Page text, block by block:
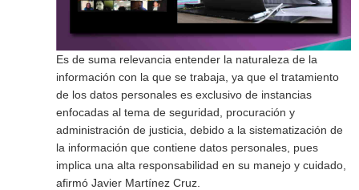
Es de suma relevancia entender la naturaleza de la
información con la que se trabaja, ya que el tratamiento
de los datos personales es exclusivo de instancias
enfocadas al tema de seguridad, procuración y
administración de justicia, debido a la sistematización de
la información que contiene datos personales, pues
implica una alta responsabilidad en su manejo y cuidado,
afirmó Javier Martínez Cruz.